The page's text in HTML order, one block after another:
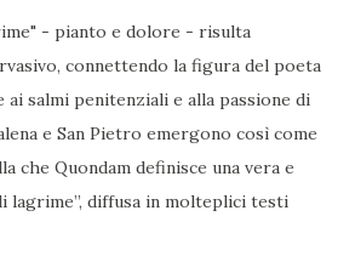
- pianto e dolore - risulta
connettendo la figura del poeta
salmi penitenziali e alla passione di
e San Pietro emergono così come
che Quondam definisce una vera e
lagrime”, diffusa in molteplici testi